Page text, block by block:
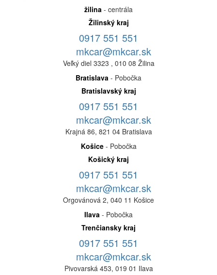
žilina - centrála
Žilinský kraj
0917 551 551
mkcar@mkcar.sk
Veľký diel 3323 , 010 08 Žilina
Bratislava - Pobočka
Bratislavský kraj
0917 551 551
mkcar@mkcar.sk
Krajná 86, 821 04 Bratislava
Košice- Pobočka
Košický kraj
0917 551 551
mkcar@mkcar.sk
Orgovánová 2, 040 11 Košice
Ilava - Pobočka
Trenčiansky kraj
0917 551 551
mkcar@mkcar.sk
Pivovarská 453, 019 01 Ilava